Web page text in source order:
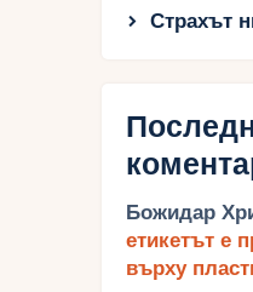
Страхът
Божидар
етикетът е
върху